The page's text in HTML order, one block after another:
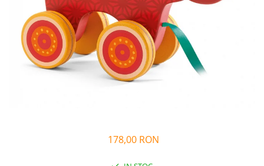
Alfabet si matematica
Jocuri de memorie si inteligenta
Seria Lectia de sanatate
Editura Litera
Editura Galaxia Copiilor
Colectia PIXI
178,00 RON